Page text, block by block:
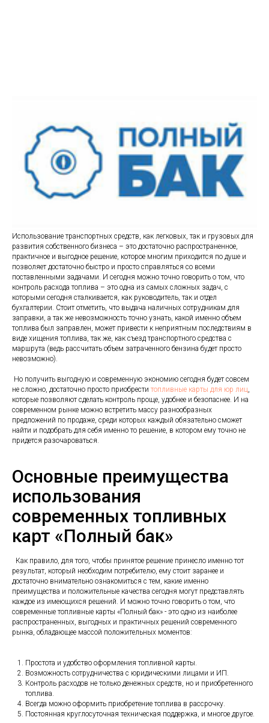
Использование транспортных средств, как легковых, так и грузовых для
развития собственного бизнеса – это достаточно распространенное,
практичное и выгодное решение, которое многим приходится по душе и
позволяет достаточно быстро и просто справляться со всеми
поставленными задачами. И сегодня можно точно говорить о том, что
контроль расхода топлива – это одна из самых сложных задач, с
которыми сегодня сталкивается, как руководитель, так и отдел
бухгалтерии. Стоит отметить, что выдача наличных сотрудникам для
заправки, а так же невозможность точно узнать, какой именно объем
топлива был заправлен, может привести к неприятным последствиям в
виде хищения топлива, так же, как съезд транспортного средства с
маршрута (ведь рассчитать объем затраченного бензина будет просто
невозможно).
Но получить выгодную и современную экономию сегодня будет совсем
не сложно, достаточно просто приобрести топливные карты для юр лиц,
которые позволяют сделать контроль проще, удобнее и безопаснее. И на
современном рынке можно встретить массу разнообразных
предложений по продаже, среди которых каждый обязательно сможет
найти и подобрать для себя именно то решение, в котором ему точно не
придется разочароваться.
Основные преимущества
использования
современных топливных
карт «Полный бак»
Как правило, для того, чтобы принятое решение принесло именно тот
результат, который необходим потребителю, ему стоит заранее и
достаточно внимательно ознакомиться с тем, какие именно
преимущества и положительные качества сегодня могут представлять
каждое из имеющихся решений. И можно точно говорить о том, что
современные топливные карты «Полный бак» - это одно из наиболее
распространенных, выгодных и практичных решений современного
рынка, обладающее массой положительных моментов:
Простота и удобство оформления топливной карты.
Возможность сотрудничества с юридическими лицами и ИП.
Контроль расходов не только денежных средств, но и приобретенного
топлива.
Всегда можно оформить приобретение топлива в рассрочку.
Постоянная круглосуточная техническая поддержка, и многое другое.